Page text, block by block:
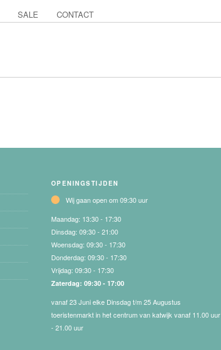
SALE CONTACT
OPENINGSTIJDEN
Wij gaan open om 09:30 uur
Maandag: 13:30 - 17:30
Dinsdag: 09:30 - 21:00
Woensdag: 09:30 - 17:30
Donderdag: 09:30 - 17:30
Vrijdag: 09:30 - 17:30
Zaterdag: 09:30 - 17:00
vanaf 23 Juni elke Dinsdag t/m 25 Augustus
toeristenmarkt in het centrum van katwijk vanaf 11.00 uur
- 21.00 uur